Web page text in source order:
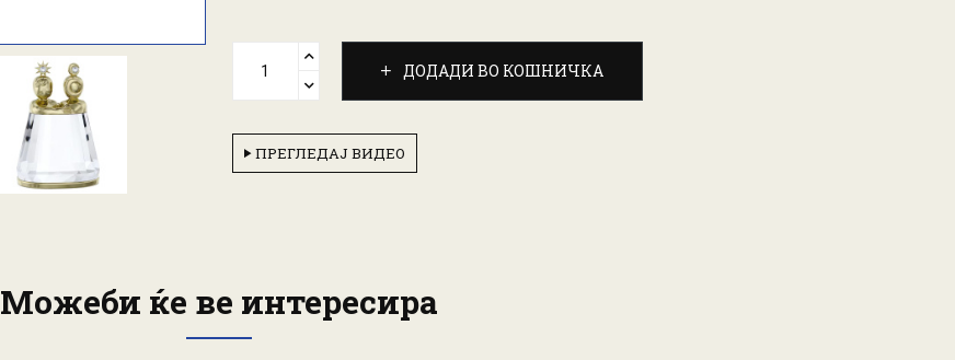
ДОДАДИ ВО КОШНИЧКА
ПРЕГЛЕДАЈ ВИДЕО
Можеби ќе ве интересира